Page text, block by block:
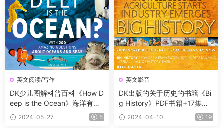
英文阅读/写作
DK少儿图解科普百科《How D
eep is the Ocean》海洋有多
深？2024-05-27 5
英文影音
DK出版的关于历史的书籍《Bi
g History》PDF书籍+17集视
频 2024-04-10 19